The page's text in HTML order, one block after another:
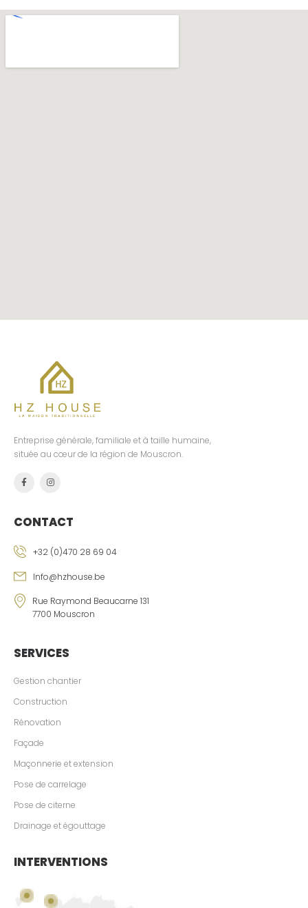
Entreprise générale, familiale et à taille humaine,
située au cœur de la région de Mouscron.
CONTACT
+32 (0)470 28 69 04
Info@hzhouse.be
Rue Raymond Beaucarne 131
7700 Mouscron
INTERVENTIONS
SERVICES
Gestion chantier
Construction
Rénovation
Façade
Maçonnerie et extension
Pose de carrelage
Pose de citerne
Drainage et égouttage